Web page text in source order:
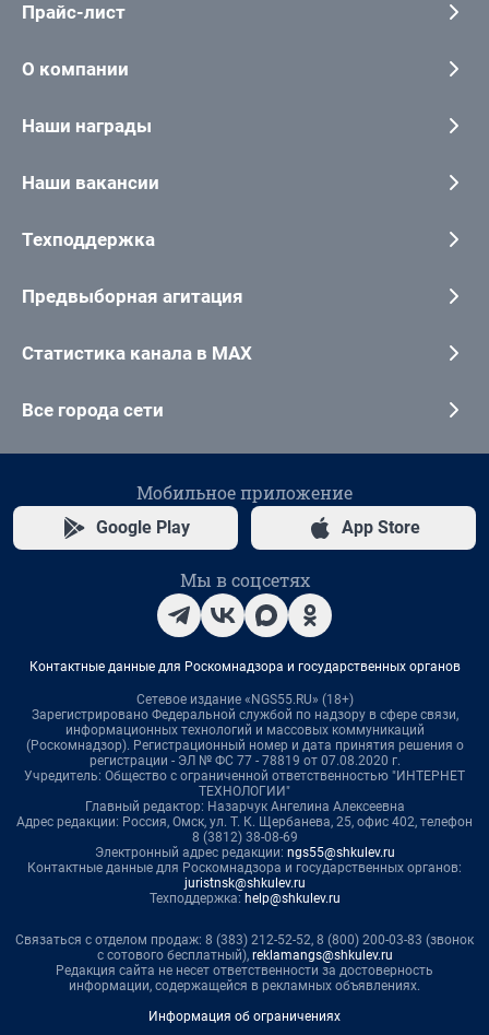
Прайс-лист
О компании
Наши награды
Наши вакансии
Техподдержка
Предвыборная агитация
Статистика канала в MAX
Все города сети
Мобильное приложение
Google Play App Store
Мы в соцсетях
Контактные данные для Роскомнадзора и государственных органов
Сетевое издание «NGS55.RU» (18+)
Зарегистрировано Федеральной службой по надзору в сфере связи,
информационных технологий и массовых коммуникаций
(Роскомнадзор). Регистрационный номер и дата принятия решения о
регистрации - ЭЛ № ФС 77 - 78819 от 07.08.2020 г.
Учредитель: Общество с ограниченной ответственностью "ИНТЕРНЕТ
ТЕХНОЛОГИИ"
Главный редактор: Назарчук Ангелина Алексеевна
Адрес редакции: Россия, Омск, ул. Т. К. Щербанева, 25, офис 402, телефон
8 (3812) 38-08-69
Электронный адрес редакции: ngs55@shkulev.ru
Контактные данные для Роскомнадзора и государственных органов:
juristnsk@shkulev.ru
Техподдержка: help@shkulev.ru
Связаться с отделом продаж: 8 (383) 212-52-52, 8 (800) 200-03-83 (звонок
с сотового бесплатный), reklamangs@shkulev.ru
Редакция сайта не несет ответственности за достоверность
информации, содержащейся в рекламных объявлениях.
Информация об ограничениях